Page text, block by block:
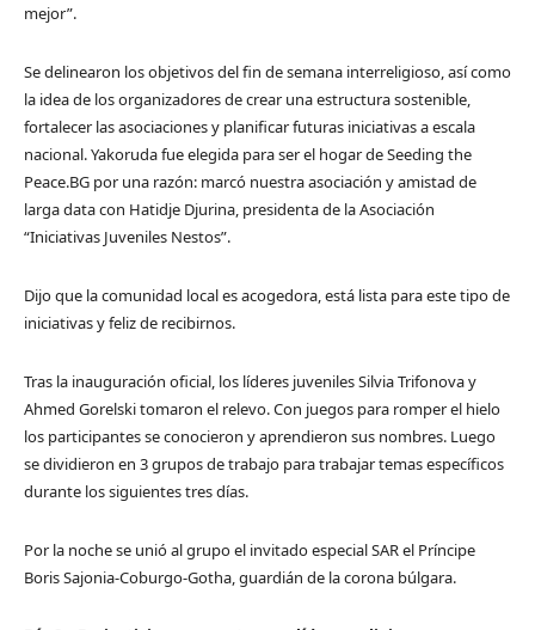
mejor”.
Se delinearon los objetivos del fin de semana interreligioso, así como
la idea de los organizadores de crear una estructura sostenible,
fortalecer las asociaciones y planificar futuras iniciativas a escala
nacional. Yakoruda fue elegida para ser el hogar de Seeding the
Peace.BG por una razón: marcó nuestra asociación y amistad de
larga data con Hatidje Djurina, presidenta de la Asociación
“Iniciativas Juveniles Nestos”.
Dijo que la comunidad local es acogedora, está lista para este tipo de
iniciativas y feliz de recibirnos.
Tras la inauguración oficial, los líderes juveniles Silvia Trifonova y
Ahmed Gorelski tomaron el relevo. Con juegos para romper el hielo
los participantes se conocieron y aprendieron sus nombres. Luego
se dividieron en 3 grupos de trabajo para trabajar temas específicos
durante los siguientes tres días.
Por la noche se unió al grupo el invitado especial SAR el Príncipe
Boris Sajonia-Coburgo-Gotha, guardián de la corona búlgara.